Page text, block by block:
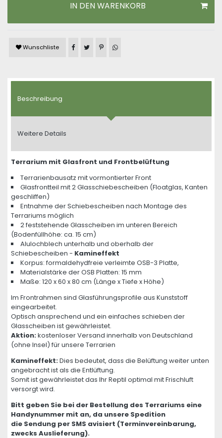
IN DEN WARENKORB
Wunschliste Artikel auf Facebook teilen
Artikel auf Twitter teilen
Artikel auf Pinterest teilen
Artikel auf WhatsApp teilen
Beschreibung
Weitere Details
Terrarium mit Glasfront und Frontbelüftung
Terrarienbausatz mit vormontierter Front
Glasfrontteil mit 2 Glasschiebescheiben (Floatglas, Kanten
geschliffen)
Entnahme der Schiebescheiben nach Montage des
Terrariums möglich
2 feststehende Glasscheiben im unteren Bereich
(Bodenfüllhöhe: ca. 15 cm)
Alulochblech unterhalb und oberhalb der
Schiebescheiben - Kamineffekt
Korpus: formaldehydfreie verleimte OSB-3 Platte,
Materialstärke der OSB Platten: 15 mm
Maße: 120 x 60 x 80 cm (Länge x Tiefe x Höhe)
Im Frontrahmen sind Glasführungsprofile aus Kunststoff
eingearbeitet.
Optisch ansprechend und ein einfaches schieben der
Glasscheiben ist gewährleistet.
Aktion:kostenloser Versand innerhalb von Deutschland
(ohne Insel) für unsere Terrarien
Kamineffekt:Dies bedeutet, dass die Belüftung weiter unten
angebracht ist als die Entlüftung.
Somit ist gewährleistet das Ihr Reptil optimal mit Frischluft
versorgt wird.
Bitt geben Sie bei der Bestellung des Terrariums eine
Handynummer mit an, da unsere Spedition
die Sendung per SMS avisiert (Terminvereinbarung,
zwecks Auslieferung).